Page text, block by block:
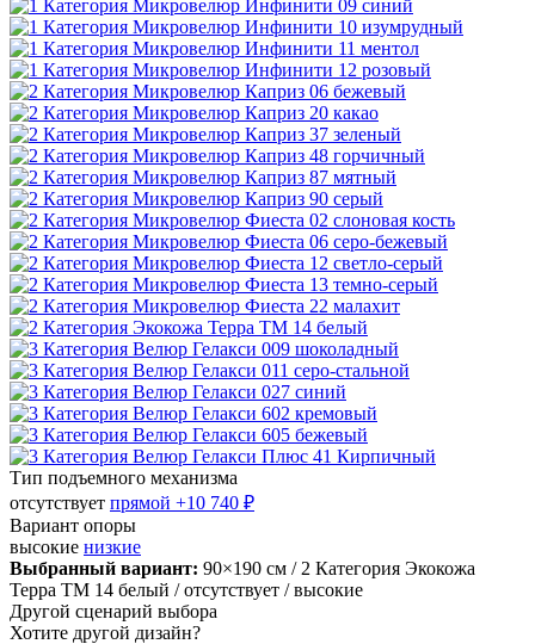
Тип подъемного механизма
отсутствует прямой +10 740 ₽
Вариант опоры
высокие низкие
Выбранный вариант: 90×190 см / 2 Категория Экокожа
Терра ТМ 14 белый / отсутствует / высокие
Другой сценарий выбора
Хотите другой дизайн?